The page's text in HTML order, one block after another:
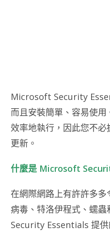
Microsoft Security
而且安裝簡單、容易使
效率地執行，因此您不
更新。
什麼是 Microsoft
在網際網路上有許許多
病毒、特洛伊程式、蠕
Security Essentials 提